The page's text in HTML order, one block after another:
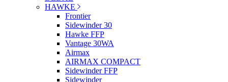
HAWKE
Frontier
Sidewinder 30
Hawke FFP
Vantage 30WA
Airmax
AIRMAX COMPACT
Sidewinder FFP
Sidewinder